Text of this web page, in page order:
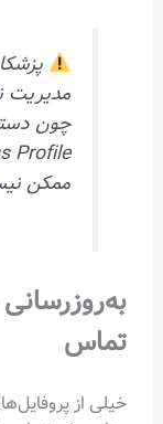
ممکن
تماس
خیلی از